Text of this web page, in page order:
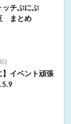
ッチぷにぷ
まとめ
】イベント頑張